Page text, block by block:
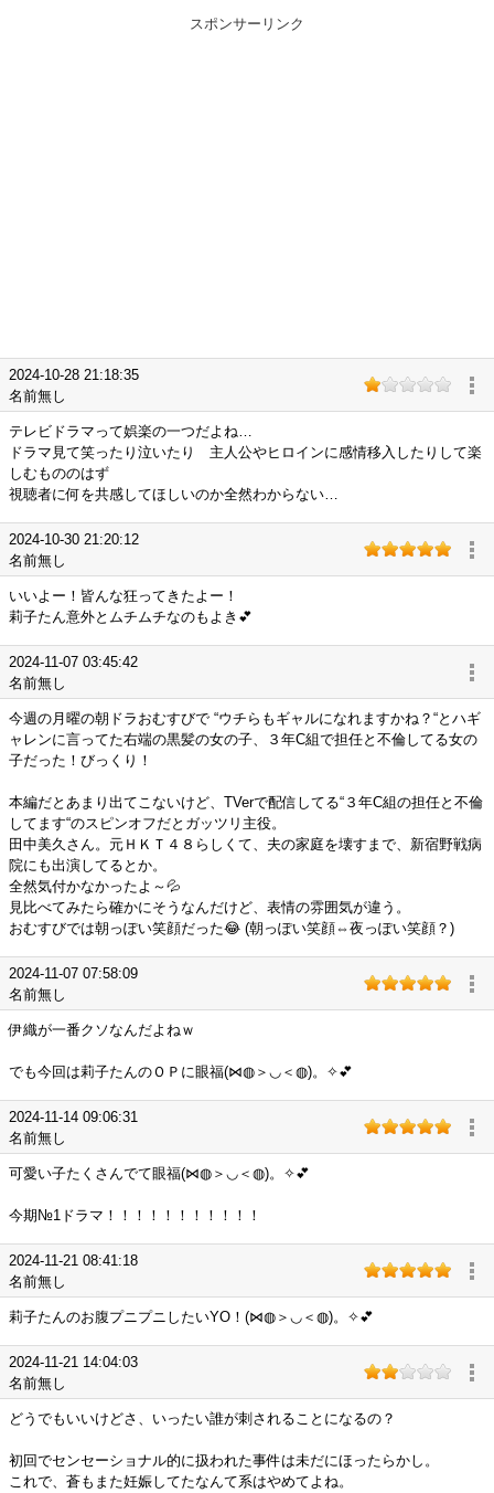
スポンサーリンク
2024-10-28 21:18:35
名前無し
テレビドラマって娯楽の一つだよね…
ドラマ見て笑ったり泣いたり 主人公やヒロインに感情移入したりして楽
しむもののはず
視聴者に何を共感してほしいのか全然わからない…
2024-10-30 21:20:12
名前無し
いいよー！皆んな狂ってきたよー！
莉子たん意外とムチムチなのもよき💕
2024-11-07 03:45:42
名前無し
今週の月曜の朝ドラおむすびで “ウチらもギャルになれますかね？“とハギ
ャレンに言ってた右端の黒髪の女の子、３年C組で担任と不倫してる女の
子だった！びっくり！
本編だとあまり出てこないけど、TVerで配信してる“３年C組の担任と不倫
してます“のスピンオフだとガッツリ主役。
田中美久さん。元ＨＫＴ４８らしくて、夫の家庭を壊すまで、新宿野戦病
院にも出演してるとか。
全然気付かなかったよ～💦
見比べてみたら確かにそうなんだけど、表情の雰囲気が違う。
おむすびでは朝っぽい笑顔だった😂 (朝っぽい笑顔⇔夜っぽい笑顔？)
2024-11-07 07:58:09
名前無し
伊織が一番クソなんだよねｗ
でも今回は莉子たんのＯＰに眼福(⋈◍＞◡＜◍)。✧💕
2024-11-14 09:06:31
名前無し
可愛い子たくさんでて眼福(⋈◍＞◡＜◍)。✧💕
今期№1ドラマ！！！！！！！！！！！
2024-11-21 08:41:18
名前無し
莉子たんのお腹プニプニしたいYO！(⋈◍＞◡＜◍)。✧💕
2024-11-21 14:04:03
名前無し
どうでもいいけどさ、いったい誰が刺されることになるの？
初回でセンセーショナル的に扱われた事件は未だにほったらかし。
これで、蒼もまた妊娠してたなんて系はやめてよね。